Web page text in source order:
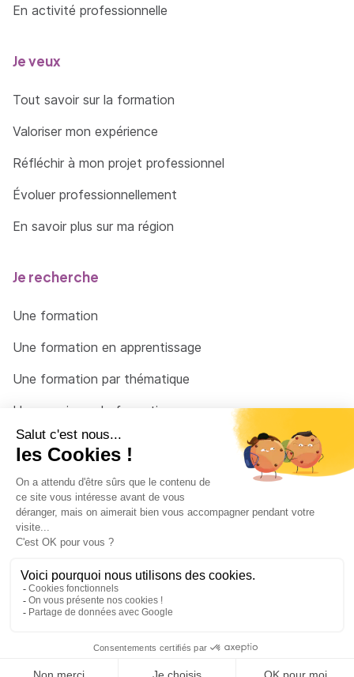
En activité professionnelle
Je veux
Tout savoir sur la formation
Valoriser mon expérience
Réfléchir à mon projet professionnel
Évoluer professionnellement
En savoir plus sur ma région
Je recherche
Une formation
Une formation en apprentissage
Une formation par thématique
Un organisme de formation
Un conseiller
© 2026 - Côté Formations - par Via Compétences
Menu Pied de page
Mentions Légales
Politique de confidentialité